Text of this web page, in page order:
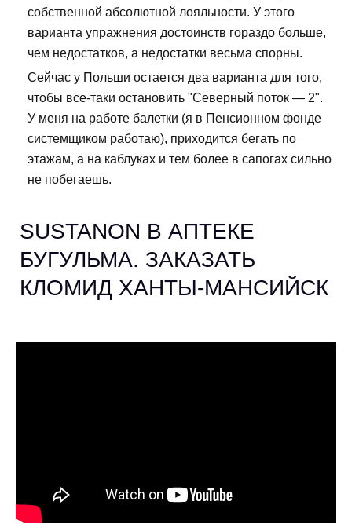
собственной абсолютной лояльности. У этого
варианта упражнения достоинств гораздо больше,
чем недостатков, а недостатки весьма спорны.
Сейчас у Польши остается два варианта для того,
чтобы все-таки остановить "Северный поток — 2".
У меня на работе балетки (я в Пенсионном фонде
системщиком работаю), приходится бегать по
этажам, а на каблуках и тем более в сапогах сильно
не побегаешь.
SUSTANON В АПТЕКЕ
БУГУЛЬМА. ЗАКАЗАТЬ
КЛОМИД ХАНТЫ-МАНСИЙСК